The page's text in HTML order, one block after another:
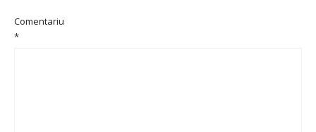
Comentariu
*